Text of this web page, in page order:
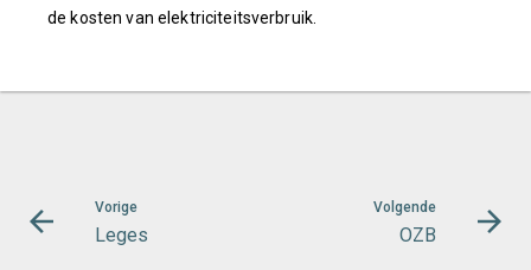
de kosten van elektriciteitsverbruik.
Vorige
Leges
Volgende
OZB